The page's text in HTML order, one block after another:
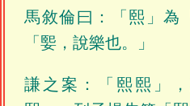
馬敘倫曰：「熙」為
「媐，說樂也。」
謙之案：「熙熙」